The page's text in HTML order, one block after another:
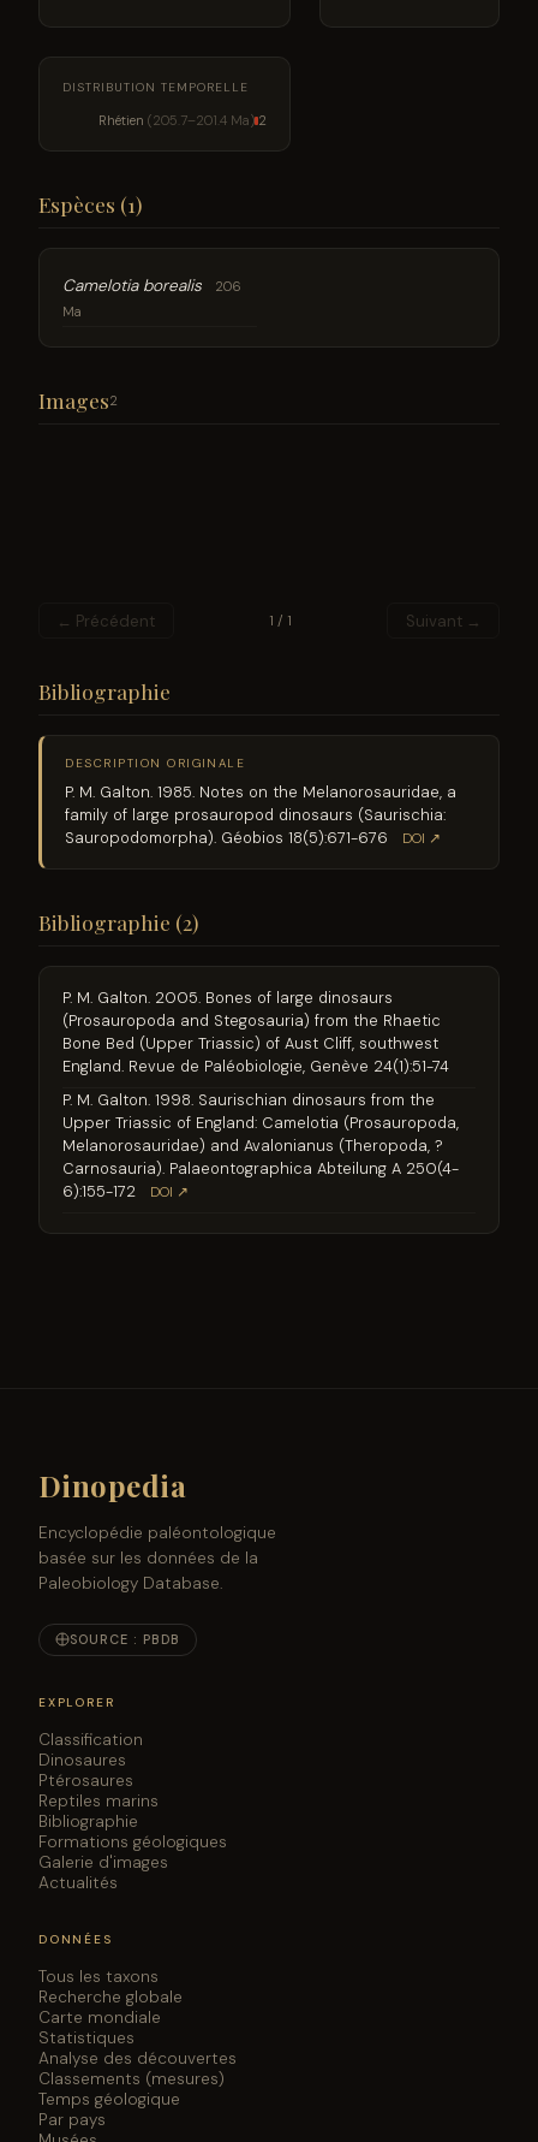
DISTRIBUTION TEMPORELLE
Rhétien (205.7–201.4 Ma) 2
Espèces (1)
Camelotia borealis
206
Ma
Images2
← Précédent 1 / 1 Suivant →
Bibliographie
DESCRIPTION ORIGINALE
P. M. Galton. 1985. Notes on the Melanorosauridae, a
family of large prosauropod dinosaurs (Saurischia:
Sauropodomorpha). Géobios 18(5):671-676
DOI ↗
Bibliographie (2)
P. M. Galton. 2005. Bones of large dinosaurs
(Prosauropoda and Stegosauria) from the Rhaetic
Bone Bed (Upper Triassic) of Aust Cliff, southwest
England. Revue de Paléobiologie, Genève 24(1):51-74
P. M. Galton. 1998. Saurischian dinosaurs from the
Upper Triassic of England: Camelotia (Prosauropoda,
Melanorosauridae) and Avalonianus (Theropoda, ?
Carnosauria). Palaeontographica Abteilung A 250(4-
6):155-172
DOI ↗
Dinopedia
Encyclopédie paléontologique
basée sur les données de la
Paleobiology Database.
SOURCE : PBDB
EXPLORER
Classification
Dinosaures
Ptérosaures
Reptiles marins
Bibliographie
Formations géologiques
Galerie d'images
Actualités
DONNÉES
Tous les taxons
Recherche globale
Carte mondiale
Statistiques
Analyse des découvertes
Classements (mesures)
Temps géologique
Par pays